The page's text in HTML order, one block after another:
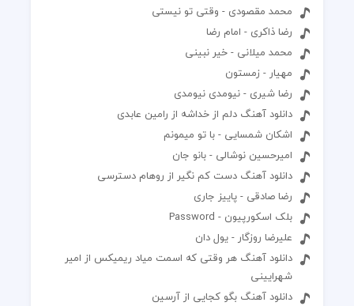
محمد مقصودی - وقتی تو نیستی
رضا ذاکری - امام رضا
محمد میلانی - خیر نبینی
مهیار - زمستون
رضا شیری - نیومدی نیومدی
دانلود آهنگ دلم از خداشه از رامین عابدی
اشکان شمسایی - با تو میمونم
امیرحسین نوشالی - بانو جان
دانلود آهنگ دست کم نگیر از روهام دسترسی
رضا صادقی - پاییز جاری
بلک اسکورپیون - Password
علیرضا روزگار - یول دان
دانلود آهنگ هر وقتی که اسمت میاد ریمیکس از امیر
شهرایینی
دانلود آهنگ بگو کجایی از آرسین